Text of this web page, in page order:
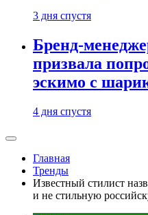
3 дня спустя
Бренд-
призвала
эскимо с
4 дня спустя
Главная
Тренды
Известный стилист
и не стильную